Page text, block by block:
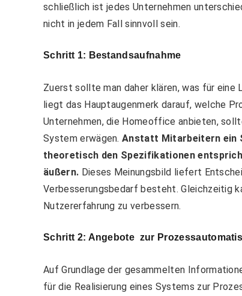
schließlich ist jedes Unternehmen
nicht in jedem Fall sinnvoll sein.
Schritt 1: Bestandsaufnahme
Zuerst sollte man daher klären, was für eine
liegt das Hauptaugenmerk darauf, welche
Unternehmen, die Homeoffice anbieten,
System erwägen.Anstatt Mitarbeitern ein
theoretisch den Spezifikationen
äußern. Dieses Meinungsbild liefert
Verbesserungsbedarf besteht. Gleichzeitig
Nutzererfahrung zu verbessern.
Schritt 2: Angebote zur
Auf Grundlage der gesammelten
für die Realisierung eines Systems zur